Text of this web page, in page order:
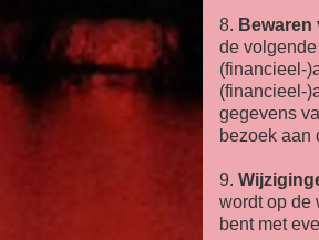
8.
de
(financieel-
(financieel-
gegevens
bezoek aan
9.
wordt op de
bent met